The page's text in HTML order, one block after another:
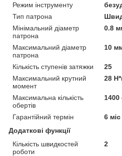
Режим інструменту
Тип патрона
Мінімальний діаметр
патрона
0.8
Максимальний діаметр
патрона
10
Кількість ступенів затяжки
25
Максимальний крутний
момент
28
Максимальна кількість
обертів
1400
Гарантійний термін
6 міс
Додаткові функції
Кількість швидкостей
роботи
2